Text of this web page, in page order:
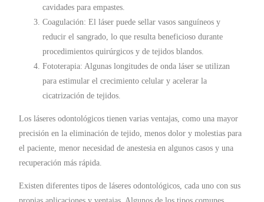
cavidades para empastes.
Coagulación: El láser puede sellar vasos sanguíneos y
reducir el sangrado, lo que resulta beneficioso durante
procedimientos quirúrgicos y de tejidos blandos.
Fototerapia: Algunas longitudes de onda láser se utilizan
para estimular el crecimiento celular y acelerar la
cicatrización de tejidos.
Los láseres odontológicos tienen varias ventajas, como una mayor
precisión en la eliminación de tejido, menos dolor y molestias para
el paciente, menor necesidad de anestesia en algunos casos y una
recuperación más rápida.
Existen diferentes tipos de láseres odontológicos, cada uno con sus